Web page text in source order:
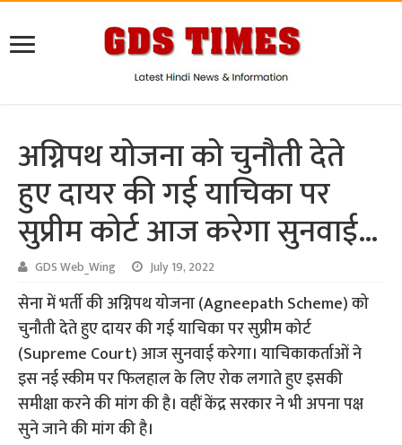
अग्निपथ योजना को चुनौती देते
हुए दायर की गई याचिका पर
सुप्रीम कोर्ट आज करेगा सुनवाई…
GDS Web_Wing July 19, 2022
सेना में भर्ती की अग्निपथ योजना (Agneepath Scheme) को
चुनौती देते हुए दायर की गई याचिका पर सुप्रीम कोर्ट
(Supreme Court) आज सुनवाई करेगा। याचिकाकर्ताओं ने
इस नई स्कीम पर फिलहाल के लिए रोक लगाते हुए इसकी
समीक्षा करने की मांग की है। वहीं केंद्र सरकार ने भी अपना पक्ष
सुने जाने की मांग की है।